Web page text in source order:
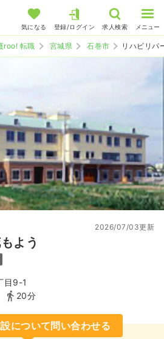
気になる 登録/ログイン 求人検索 メニュー
roo! 転職 宮城県 石巻市 リハビリパ
よう
2026/07/03更新
目9-1
20分
について問い合わせる